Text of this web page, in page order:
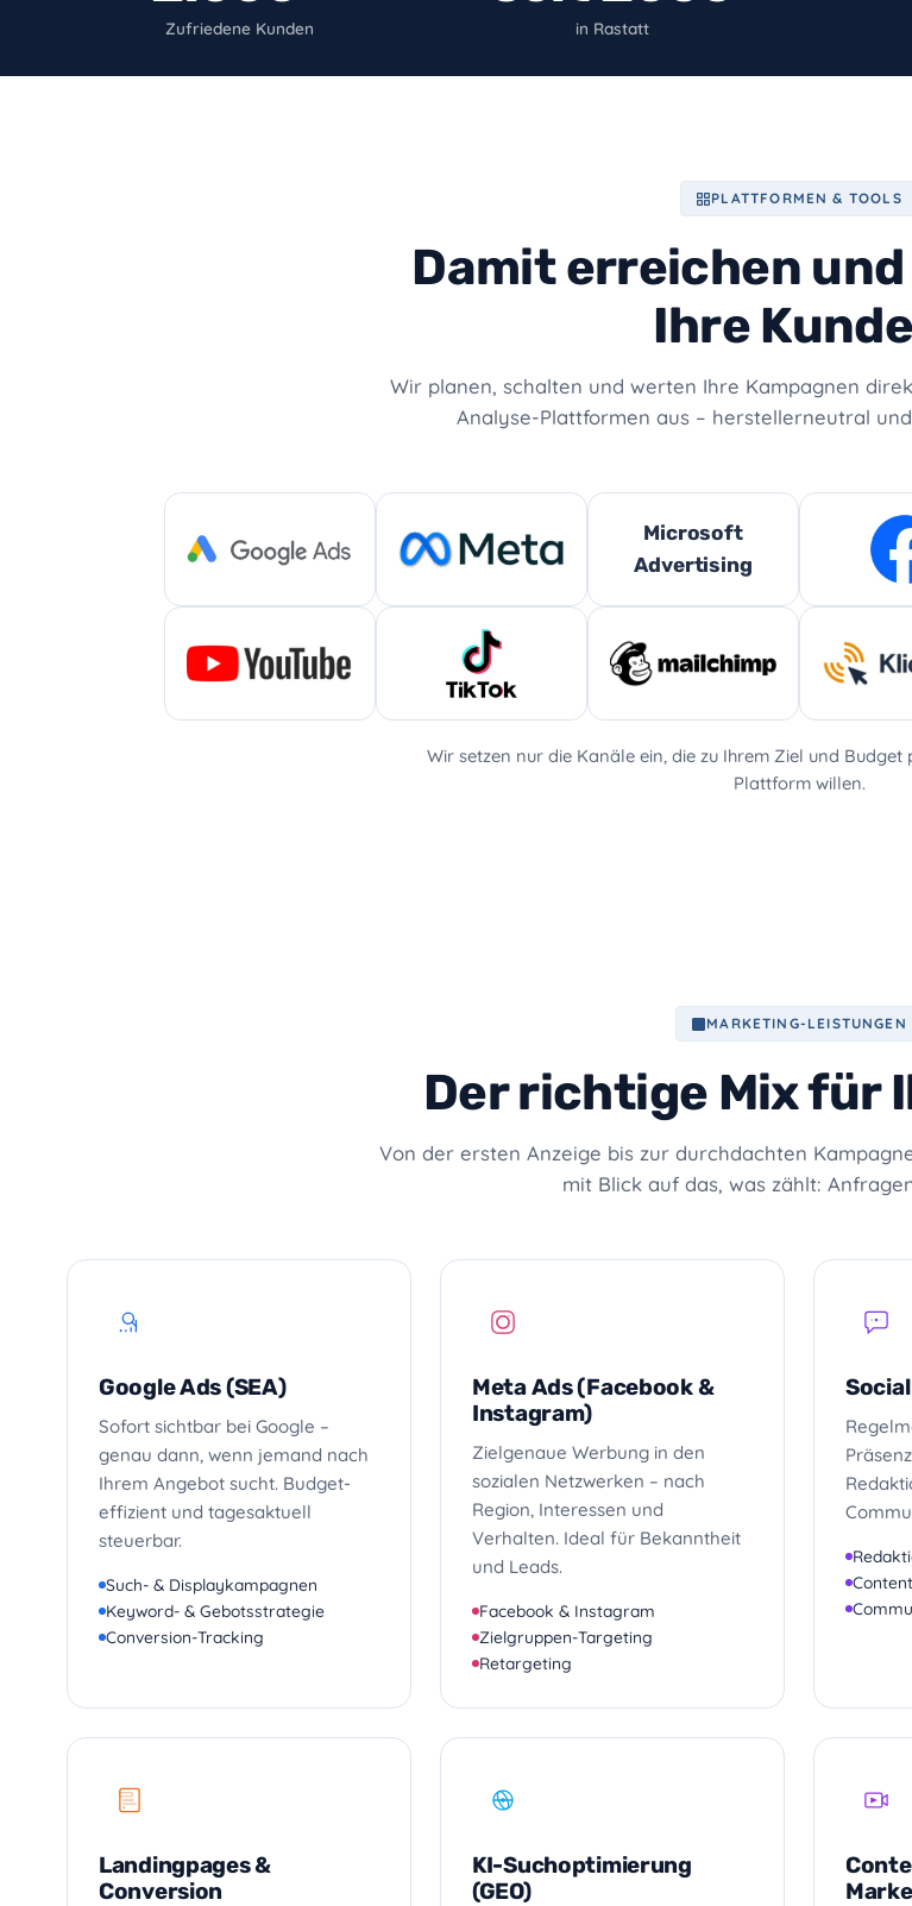
Zufriedene Kunden in Rastatt
PLATTFORMEN & TOOLS
Damit erreichen
Ihre
Wir planen, schalten und werten Ihre Kampagnen
Analyse-Plattformen aus – herstellerneutral
Microsoft
Advertising
Wir setzen nur die Kanäle ein, die zu Ihrem Ziel und
Plattform willen.
MARKETING-LEISTUNGEN
Der richtige Mix für
Von der ersten Anzeige bis zur durchdachten
mit Blick auf das, was zählt:
Google Ads (SEA)
Sofort sichtbar bei Google –
genau dann, wenn jemand nach
Ihrem Angebot sucht. Budget-
effizient und tagesaktuell
steuerbar.
Such- & Displaykampagnen
Keyword- & Gebotsstrategie
Conversion-Tracking
Meta Ads (Facebook &
Instagram)
Zielgenaue Werbung in den
sozialen Netzwerken – nach
Region, Interessen und
Verhalten. Ideal für Bekanntheit
und Leads.
Facebook & Instagram
Zielgruppen-Targeting
Retargeting
Landingpages &
Conversion
KI-Suchoptimierung
(GEO)